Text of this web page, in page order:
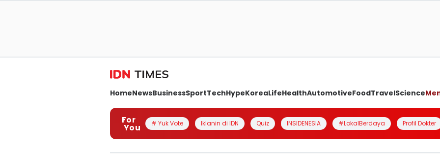
HomeNewsBusinessSportTechHypeKoreaLifeHealthAutomotiveFoodTravelScience
For
You # Yuk Vote Iklanin di IDN Quiz INSIDENESIA #LokalBerdaya Profil Dokter